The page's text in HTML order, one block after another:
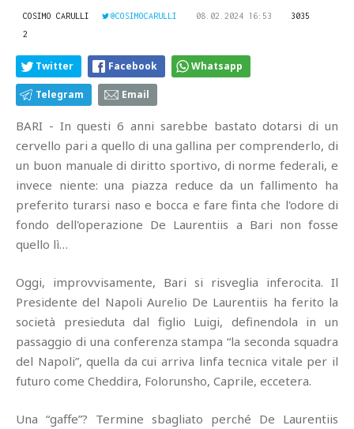
COSIMO CARULLI @COSIMOCARULLI 08.02.2024 16:53
3035
2
Twitter Facebook Whatsapp
Telegram Email
BARI - In questi 6 anni sarebbe bastato dotarsi di un
cervello pari a quello di una gallina per comprenderlo, di
un buon manuale di diritto sportivo, di norme federali, e
invece niente: una piazza reduce da un fallimento ha
preferito turarsi naso e bocca e fare finta che l'odore di
fondo dell'operazione De Laurentiis a Bari non fosse
quello lì…
Oggi, improvvisamente, Bari si risveglia inferocita. Il
Presidente del Napoli Aurelio De Laurentiis ha ferito la
società presieduta dal figlio Luigi, definendola in un
passaggio di una conferenza stampa “la seconda squadra
del Napoli”, quella da cui arriva linfa tecnica vitale per il
futuro come Cheddira, Folorunsho, Caprile, eccetera.
Una “gaffe”? Termine sbagliato perché De Laurentiis